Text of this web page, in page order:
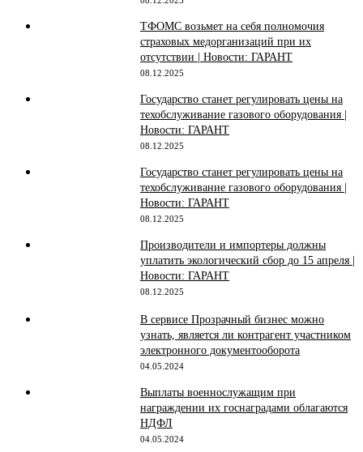
ТФОМС возьмет на себя полномочия
страховых медорганизаций при их
отсутствии | Новости: ГАРАНТ
08.12.2025
Государство станет регулировать цены на
техобслуживание газового оборудования |
Новости: ГАРАНТ
08.12.2025
Государство станет регулировать цены на
техобслуживание газового оборудования |
Новости: ГАРАНТ
08.12.2025
Производители и импортеры должны
уплатить экологический сбор до 15 апреля |
Новости: ГАРАНТ
08.12.2025
В сервисе Прозрачный бизнес можно
узнать, является ли контрагент участником
электронного документооборота
04.05.2024
Выплаты военнослужащим при
награждении их госнаградами облагаются
НДФЛ
04.05.2024